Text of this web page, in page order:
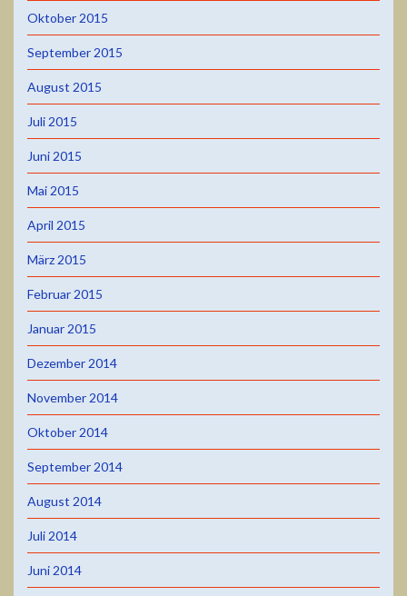
Oktober 2015
September 2015
August 2015
Juli 2015
Juni 2015
Mai 2015
April 2015
März 2015
Februar 2015
Januar 2015
Dezember 2014
November 2014
Oktober 2014
September 2014
August 2014
Juli 2014
Juni 2014